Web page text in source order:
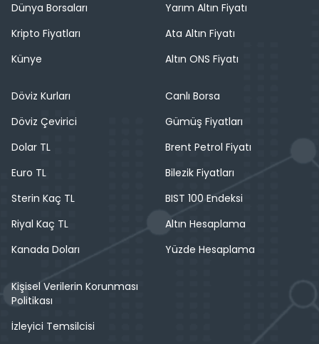
Dünya Borsaları
Kripto Fiyatları
Künye
Yarım Altın Fiyatı
Ata Altın Fiyatı
Altın ONS Fiyatı
Döviz Kurları
Döviz Çevirici
Dolar TL
Euro TL
Sterin Kaç TL
Riyal Kaç TL
Kanada Doları
Canlı Borsa
Gümüş Fiyatları
Brent Petrol Fiyatı
Bilezik Fiyatları
BIST 100 Endeksi
Altın Hesaplama
Yüzde Hesaplama
Kişisel Verilerin Korunması
Politikası
İzleyici Temsilcisi